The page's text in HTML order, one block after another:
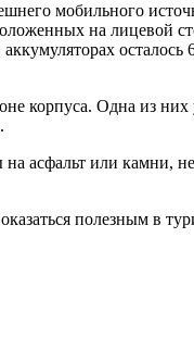
мобильного
на лицевой
корпуса. Одна из них
асфальт или камни,
полезным в